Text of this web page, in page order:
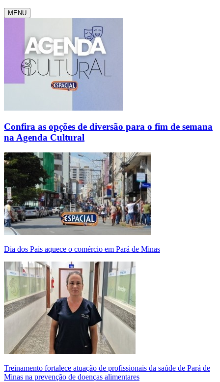
MENU
Confira as opções de diversão para o fim de semana
na Agenda Cultural
Dia dos Pais aquece o comércio em Pará de Minas
Treinamento fortalece atuação de profissionais da saúde de Pará de
Minas na prevenção de doenças alimentares